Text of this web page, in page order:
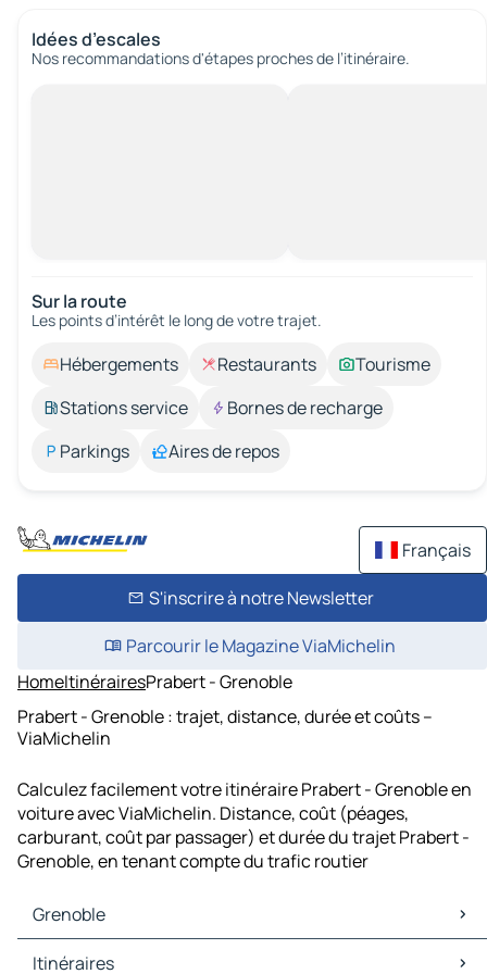
Idées d’escales
Nos recommandations d'étapes proches de l’itinéraire.
Sur la route
Les points d’intérêt le long de votre trajet.
Hébergements Restaurants
Tourisme
Stations service
Bornes de recharge
Parkings
Aires de repos
Français
S'inscrire à notre Newsletter
Parcourir le Magazine ViaMichelin
HomeItinérairesPrabert - Grenoble
Prabert - Grenoble : trajet, distance, durée et coûts –
ViaMichelin
Calculez facilement votre itinéraire Prabert - Grenoble en
voiture avec ViaMichelin. Distance, coût (péages,
carburant, coût par passager) et durée du trajet Prabert -
Grenoble, en tenant compte du trafic routier
Grenoble
Grenoble Cartes et plans
Itinéraires